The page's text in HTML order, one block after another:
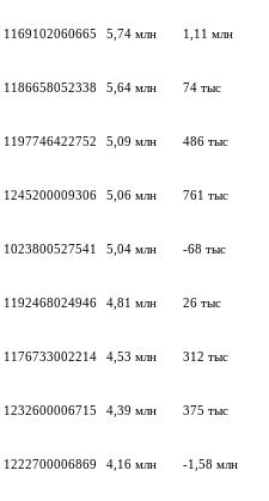
1169102060665 5,74 млн 1,11 млн
1186658052338 5,64 млн 74 тыс
1197746422752 5,09 млн 486 тыс
1245200009306 5,06 млн 761 тыс
1023800527541 5,04 млн -68 тыс
1192468024946 4,81 млн 26 тыс
1176733002214 4,53 млн 312 тыс
1232600006715 4,39 млн 375 тыс
1222700006869 4,16 млн -1,58 млн